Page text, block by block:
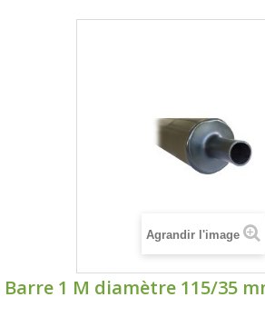
Agrandir l'image
Barre 1 M diamètre 115/35